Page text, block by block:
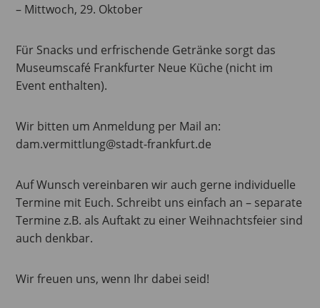
– Mittwoch, 29. Oktober
Für Snacks und erfrischende Getränke sorgt das
Museumscafé Frankfurter Neue Küche (nicht im
Event enthalten).
Wir bitten um Anmeldung per Mail an:
dam.vermittlung@stadt-frankfurt.de
Auf Wunsch vereinbaren wir auch gerne individuelle
Termine mit Euch. Schreibt uns einfach an – separate
Termine z.B. als Auftakt zu einer Weihnachtsfeier sind
auch denkbar.
Wir freuen uns, wenn Ihr dabei seid!